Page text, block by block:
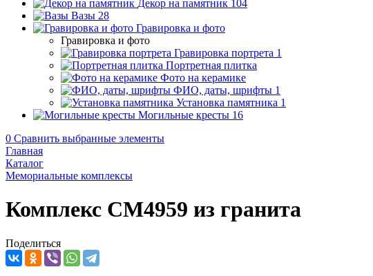
Декор на памятник 104
Вазы 28
Гравировка и фото
Гравировка и фото
Гравировка портрета 1
Портретная плитка
Фото на керамике
ФИО, даты, шрифты 1
Установка памятника 1
Могильные кресты 16
0 Сравнить выбранные элементы
Главная
Каталог
Мемориальные комплексы
Комплекс CM4959 из гранита
Поделиться